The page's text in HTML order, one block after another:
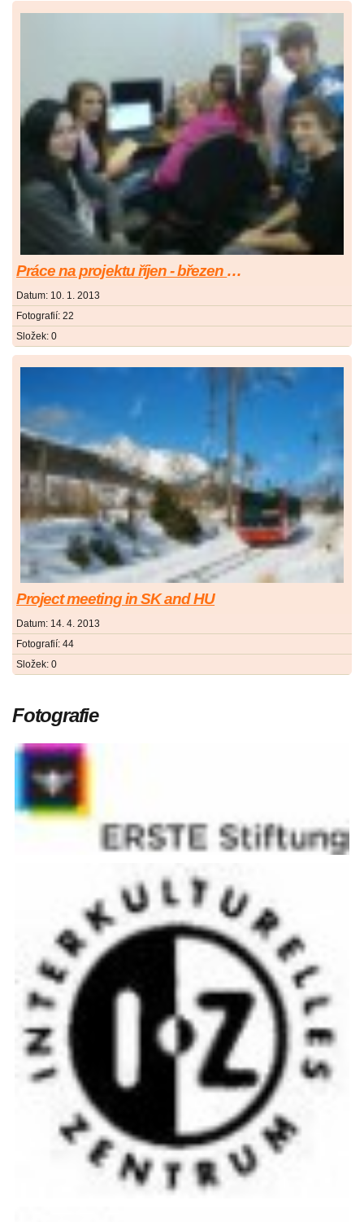
Práce na projektu říjen - březen 2013
Datum: 10. 1. 2013
Fotografií: 22
Složek: 0
Project meeting in SK and HU
Datum: 14. 4. 2013
Fotografií: 44
Složek: 0
Fotografie